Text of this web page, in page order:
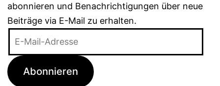
abonnieren und Benachrichtigungen über neue
Beiträge via E-Mail zu erhalten.
Adresse
Abonnieren